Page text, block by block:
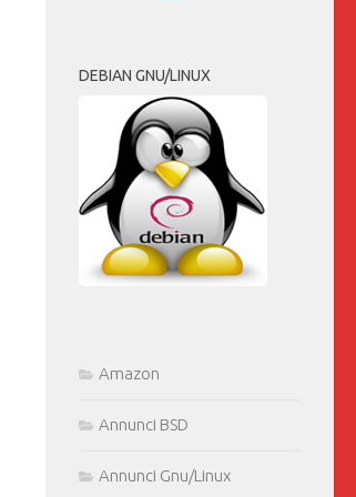
DEBIAN GNU/LINUX
Amazon
Annunci BSD
Annunci Gnu/Linux